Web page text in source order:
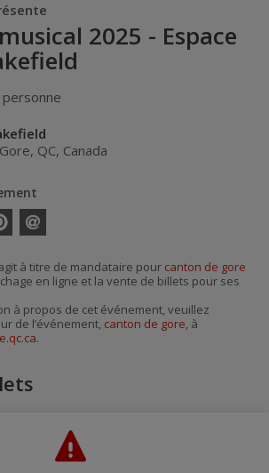
2025 - Espace
Gore, QC, Canada
courriel
à titre de mandataire pour canton de gore
en ligne et la vente de billets pour ses
à propos de cet événement, veuillez
de l’événement, canton de gore, à
.